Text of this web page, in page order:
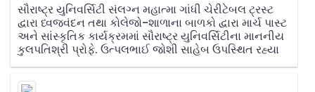
સૌરાષ્ટ્ર યુનિવર્સિટી સંલગ્ન મહાત્મા ગાંધી ચેરીટેબલ ટ્રસ્ટ
દ્વારા ધ્વજવંદન તથા કોલેજો-શાળાના બાળકો દ્વારા માર્ચ પાસ્ટ
અને સાંસ્કૃતિક કાર્યક્રમમાં સૌરાષ્ટ્ર યુનિવર્સિટીના માનનીય
કુલપતિશ્રી પ્રોફે. ઉત્પલભાઈ જોશી સાહેબ ઉપસ્થિત રહ્યા